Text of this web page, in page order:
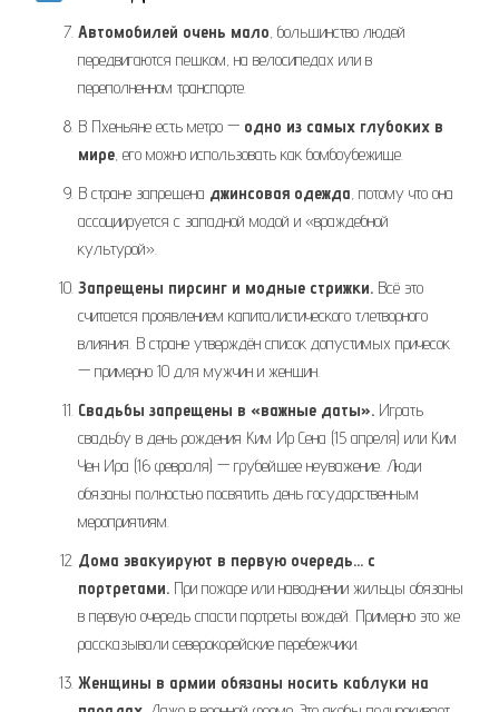
Автомобилей очень мало , большинство людей
передвигаются пешком, на велосипедах или в
переполненном транспорте.
В Пхеньяне есть метро — одно из самых глубоких в
мире , его можно использовать как бомбоубежище.
В стране запрещена джинсовая одежда , потому что она
ассоциируется с западной модой и «враждебной
культурой».
Запрещены пирсинг и модные стрижки. Всё это
считается проявлением капиталистического тлетворного
влияния. В стране утверждён список допустимых причесок
— примерно 10 для мужчин и женщин.
Свадьбы запрещены в «важные даты». Играть
свадьбу в день рождения Ким Ир Сена (15 апреля) или Ким
Чен Ира (16 февраля) — грубейшее неуважение. Люди
обязаны полностью посвятить день государственным
мероприятиям.
Дома эвакуируют в первую очередь… с
портретами. При пожаре или наводнении жильцы обязаны
в первую очередь спасти портреты вождей. Примерно это же
рассказывали северокорейские перебежчики.
Женщины в армии обязаны носить каблуки на